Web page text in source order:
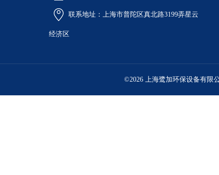
联系地址：上海市普陀区真北路3199弄星云
经济区
©2026 上海鹭加环保设备有限